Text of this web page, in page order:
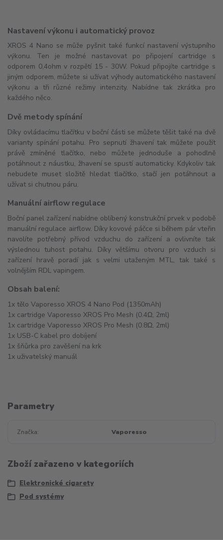
Nastavení výkonu i automatický provoz
XROS 4 Nano se může pyšnit také funkcí nastavení výstupního
výkonu. Ten je možné nastavovat po připojení cartridge s
odporem 0,4ohm v rozpětí 15 - 30W. Pokud připojíte cartridge s
jiným odporem, můžete si užívat výhody automatického nastavení
výkonu a tři různé režimy intenzity. Nabídne tak zkrátka pro
každého něco.
Dvě metody spínání
Díky ovládacímu tlačítku v boční části se můžete těšit také na dvě
varianty spínání potahu. Pro sepnutí žhavení tak můžete použít
právě zmíněné tlačítko, nebo můžete jednoduše a pohodlně
potáhnout z náustku, žhavení se spustí automaticky. Kdykoliv tak
nebudete muset složitě hledat tlačítko, stačí jen potáhnout a
užívat si chutnou páru.
Manuální airflow regulace
Boční panel zařízení nabídne oblíbený konstrukční prvek v podobě
manuální regulace airflow. Díky kovové páčce si během pár vteřin
navolíte potřebný přívod vzduchu do zařízení a ovlivníte tak
výslednou tuhost potahu. Díky většímu otvoru pro vzduch si
zařízení hravě poradí jak s velmi utaženým MTL, tak také s
volnějším RDL vapingem.
Obsah balení:
1x tělo Vaporesso XROS 4 Nano Pod (1350mAh)
1x cartridge Vaporesso XROS Pro Mesh (0.4Ω, 2ml)
1x cartridge Vaporesso XROS Pro Mesh (0.8Ω, 2ml)
1x USB-C kabel pro dobíjení
1x šňůrka pro zavěšení na krk
1x uživatelský manuál
Parametry
Značka Vaporesso
Zboží zařazeno v kategoriích
Elektronické cigarety
Pod systémy